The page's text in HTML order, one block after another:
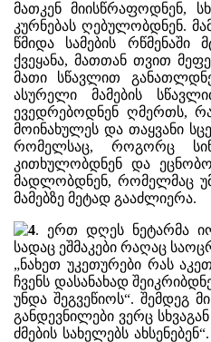
მათკენ მიისწრაფოდნენ,
კურნებას ღებულობდნენ.
წმიდა სამების რწმენაში
ქვეყანა, მათთან თვით
მათი სწავლით
ასურელი მამების
ევედრებოდნენ ღმერთს,
მოინახულეს და თაყვანი
რომელსაც, როგორც
კითხულობდნენ და
მადლობდნენ, რომელმაც
მამებზე მეტად გააძლიერა.
4. ერთ დღეს ნეტარმა
სადაც ეშმაკები რაღაც
„ნახეთ უკეთურები რას
ჩვენს დასანახად
უნდა შეგვეწიოს“. შემდეგ
განდევნილები ვერც
ძმების სახელებს